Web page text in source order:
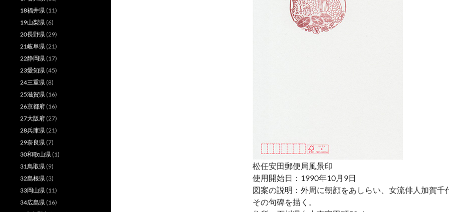
松任安田郵便局風景印
使用開始日：1990年10月9日
図案の説明：外周に朝顔をあしらい、女流俳人加賀千
その句碑を描く。
18福井県(11)
19山梨県(6)
20長野県(29)
21岐阜県(21)
22静岡県(17)
23愛知県(45)
24三重県(8)
25滋賀県(16)
26京都府(16)
27大阪府(27)
28兵庫県(21)
29奈良県(7)
30和歌山県(1)
31鳥取県(9)
32島根県(3)
33岡山県(11)
34広島県(16)